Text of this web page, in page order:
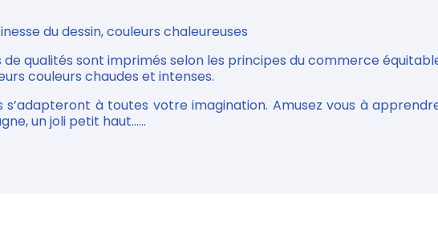
du dessin, couleurs chaleureuses
de qualités sont imprimés selon les principes du commerce
couleurs chaudes et intenses.
s’adapteront à toutes votre imagination. Amusez vous à
un joli petit haut......